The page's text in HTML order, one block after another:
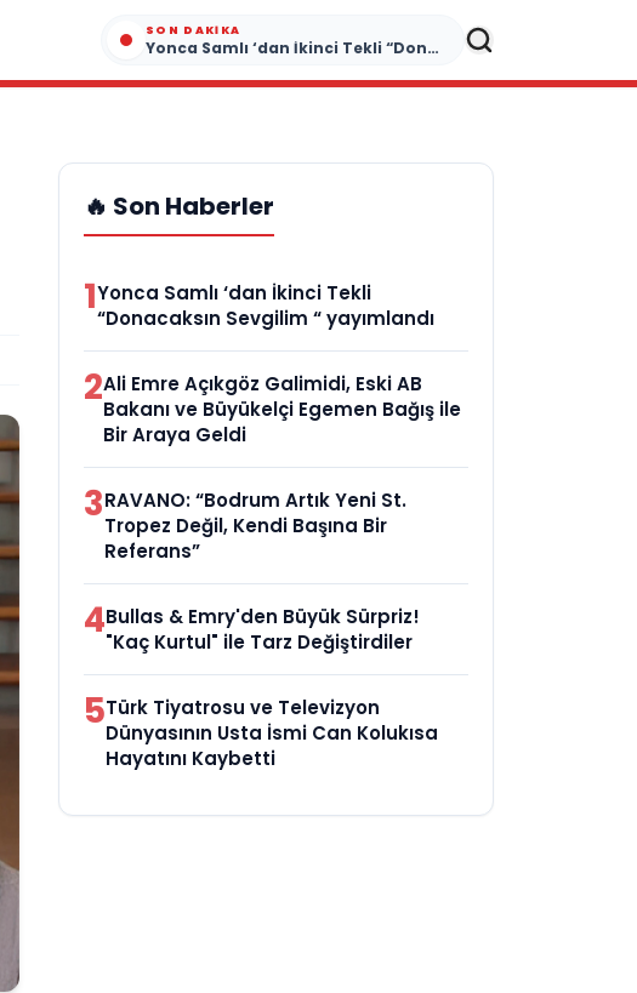
SON DAKIKA
Yonca Samlı ‘dan İkinci Tekli “Donacaksın Sevgilim “ yayımlandı
🔥 Son Haberler
1Yonca Samlı ‘dan İkinci Tekli
“Donacaksın Sevgilim “ yayımlandı
2Ali Emre Açıkgöz Galimidi, Eski AB
Bakanı ve Büyükelçi Egemen Bağış ile
Bir Araya Geldi
3RAVANO: “Bodrum Artık Yeni St.
Tropez Değil, Kendi Başına Bir
Referans”
4Bullas & Emry'den Büyük Sürpriz!
"Kaç Kurtul" ile Tarz Değiştirdiler
5Türk Tiyatrosu ve Televizyon
Dünyasının Usta İsmi Can Kolukısa
Hayatını Kaybetti